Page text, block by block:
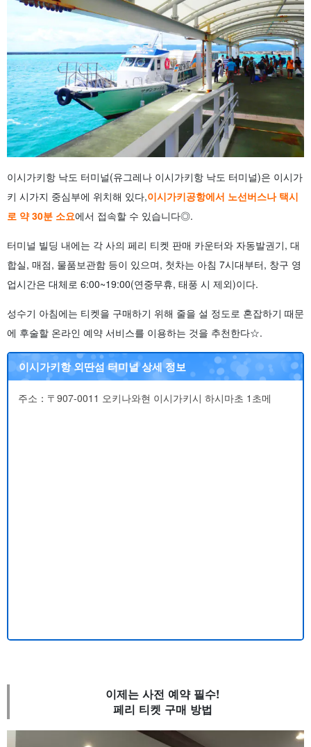
이시가키항 낙도 터미널(유그레나 이시가키항 낙도 터미널)은 이시가
키 시가지 중심부에 위치해 있다,이시가키공항에서 노선버스나 택시
로 약 30분 소요에서 접속할 수 있습니다◎.
터미널 빌딩 내에는 각 사의 페리 티켓 판매 카운터와 자동발권기, 대
합실, 매점, 물품보관함 등이 있으며, 첫차는 아침 7시대부터, 창구 영
업시간은 대체로 6:00~19:00(연중무휴, 태풍 시 제외)이다.
성수기 아침에는 티켓을 구매하기 위해 줄을 설 정도로 혼잡하기 때문
에 후술할 온라인 예약 서비스를 이용하는 것을 추천한다☆.
이시가키항 외딴섬 터미널 상세 정보
주소：〒907-0011 오키나와현 이시가키시 하시마초 1초메
이제는 사전 예약 필수!
페리 티켓 구매 방법